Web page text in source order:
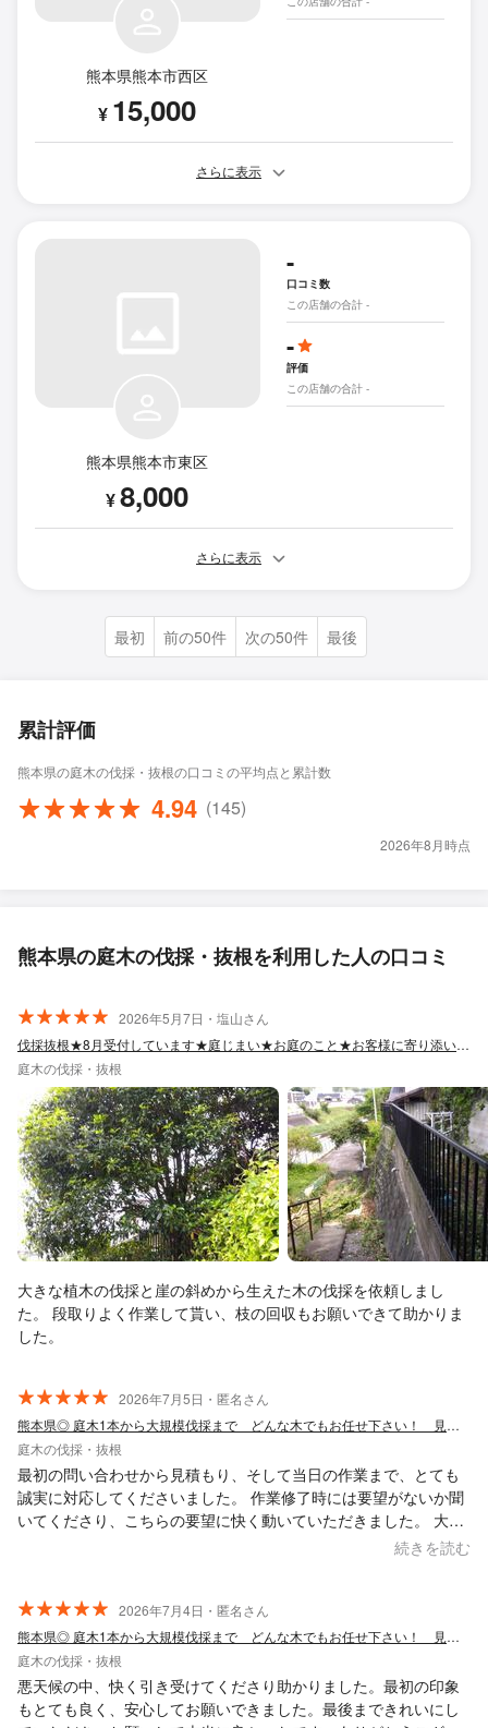
熊本県熊本市西区
¥ 15,000
さらに表示
熊本県熊本市東区
¥8,000
-
口コミ数
この店舗の合計 -
-
評価
この店舗の合計 -
さらに表示
最初 前の50件 次の50件 最後
累計評価
熊本県の庭木の伐採・抜根の口コミの平均点と累計数
4.94 (145)
2026年8月時点
熊本県の庭木の伐採・抜根を利用した人の口コミ
2026年5月7日・塩山さん
伐採抜根★8月受付しています★庭じまい★お庭のこと★お客様に寄り添い作業いたしま
庭木の伐採・抜根
大きな植木の伐採と崖の斜めから生えた木の伐採を依頼しまし
た。 段取りよく作業して貰い、枝の回収もお願いできて助かりま
した。
2026年7月5日・匿名さん
熊本県◎ 庭木1本から大規模伐採まで どんな木でもお任せ下さい！ 見積もり無料
庭木の伐採・抜根
最初の問い合わせから見積もり、そして当日の作業まで、とても
誠実に対応してくださいました。 作業修了時には要望がないか聞
いてくださり、こちらの要望に快く動いていただきました。 大雨
のなか、キレイに片付けまで済ませ良心的な金額の提示でした。
続きを読む
2026年7月4日・匿名さん
熊本県◎ 庭木1本から大規模伐採まで どんな木でもお任せ下さい！ 見積もり無料
庭木の伐採・抜根
悪天候の中、快く引き受けてくださり助かりました。最初の印象
もとても良く、安心してお願いできました。最後まできれいにし